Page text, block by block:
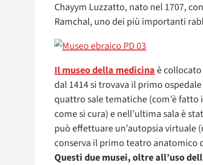
Chayym Luzzatto, nato nel 1707,
Ramchal, uno dei più importanti
Il museo della medicinaè
dal 1414 si trovava il primo
quattro sale tematiche (com’è
come si cura) e nell’ultima sala è
può effettuare un’autopsia virtuale
conserva il primo teatro anatomico
Questi due musei, oltre all’uso